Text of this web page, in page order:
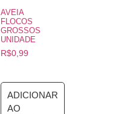
AVEIA
FLOCOS
GROSSOS
UNIDADE
R$0,99
ADICIONAR
AO